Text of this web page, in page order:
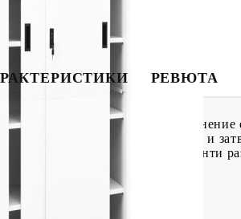
РЕВЮТА
с този шкаф! Шкафът за съхранение
осигурява плавно отваряне и
размери. Шкафът за документи